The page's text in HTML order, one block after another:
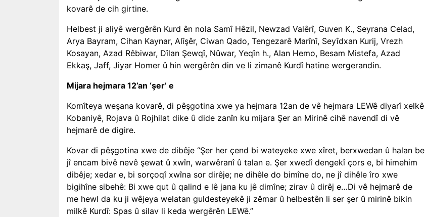
kovarê de cih girtine.
Helbest ji aliyê wergêrên Kurd ên nola Samî Hêzil, Newzad Valêrî, Guven K., Seyrana Celad,
Arya Bayram, Cihan Kaynar, Alîşêr, Ciwan Qado, Tengezarê Marînî, Seyîdxan Kurij, Vrezh
Kosayan, Azad Rêbiwar, Dîlan Şewqî, Nûwar, Yeqîn h., Alan Hemo, Besam Mistefa, Azad
Ekkaş, Jaff, Jiyar Homer û hin wergêrên din ve li zimanê Kurdî hatine wergerandin.
Mijara hejmara 12’an ‘şer’ e
Komîteya weşana kovarê, di pêşgotina xwe ya hejmara 12an de vê hejmara LEWê diyarî xelkê
Kobaniyê, Rojava û Rojhilat dike û dide zanîn ku mijara Şer an Mirinê cihê navendî di vê
hejmarê de digire.
Kovar di pêşgotina xwe de dibêje “Şer her çend bi wateyeke xwe xîret, berxwedan û halan be
jî encam bivê nevê şewat û xwîn, warwêranî û talan e. Şer xwedî dengekî çors e, bi himehim
dibêje; xedar e, bi sorçoqî xwîna sor dirêje; ne dihêle do bimîne do, ne jî dihêle îro xwe
bigihîne sibehê: Bi xwe qut û qalind e lê jana ku jê dimîne; zirav û dirêj e…Di vê hejmarê de
me hewl da ku ji wêjeya welatan guldesteyekê ji zêmar û helbestên li ser şer û mirinê bikin
milkê Kurdî: Spas û silav li keda wergêrên LEWê.”